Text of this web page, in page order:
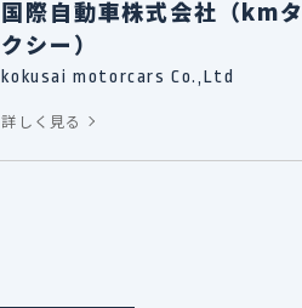
国際自動車株式会社（kmタ
クシー）
kokusai motorcars Co.,Ltd
詳しく見る